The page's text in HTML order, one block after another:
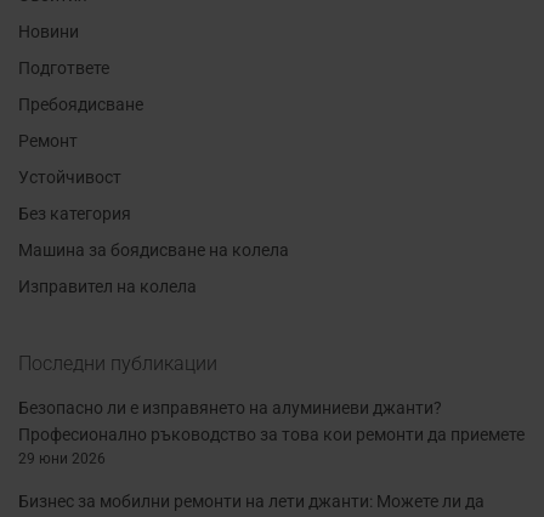
Новини
Подгответе
Пребоядисване
Ремонт
Устойчивост
Без категория
Машина за боядисване на колела
Изправител на колела
Последни публикации
Безопасно ли е изправянето на алуминиеви джанти?
Професионално ръководство за това кои ремонти да приемете
29 юни 2026
Бизнес за мобилни ремонти на лети джанти: Можете ли да